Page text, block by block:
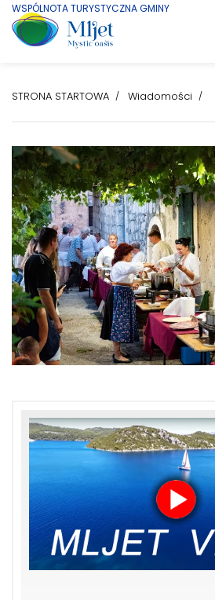
WSPÓLNOTA TURYSTYCZNA GMINY
STRONA STARTOWA Wiadomości